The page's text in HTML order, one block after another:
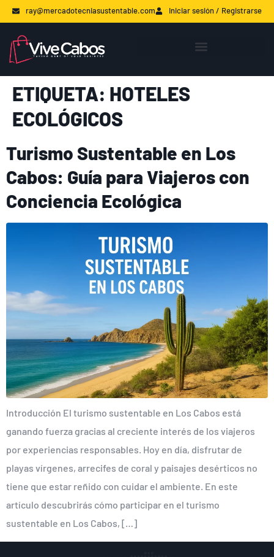
ray@mercadotecniasustentable.com Iniciar sesión / Registrarse
ETIQUETA: HOTELES
ECOLÓGICOS
Turismo Sustentable en Los
Cabos: Guía para Viajeros con
Conciencia Ecológica
Introducción El turismo sustentable en Los Cabos está
ganando fuerza gracias al creciente interés de los viajeros
por experiencias responsables. Hoy en día, disfrutar de
playas vírgenes, arrecifes de coral y paisajes desérticos no
tiene que estar reñido con cuidar el ambiente. En este
artículo descubrirás cómo participar en el turismo
sustentable en Los Cabos, […]